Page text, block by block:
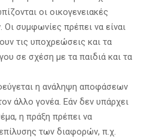
οι οικογενειακές
συμφωνίες πρέπει να είναι
τις υποχρεώσεις και τα
σε σχέση με τα παιδιά και τα
η ανάληψη αποφάσεων
άλλο γονέα. Εάν δεν υπάρχει
η πράξη πρέπει να
των διαφορών, π.χ.